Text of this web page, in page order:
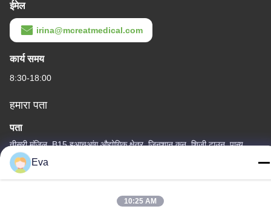
ईमेल
irina@mcreatmedical.com
कार्य समय
8:30-18:00
हमारा पता
पता
तीसरी मंजिल, B15 हुआचुआंग औद्योगिक क्षेत्र, जिनशान कुन, शिजी टाउन, पान्यू
जिला, गुआंगज़ौ, गुआंग्डोंग चीन
टेलीफोन
Eva
10:25 AM